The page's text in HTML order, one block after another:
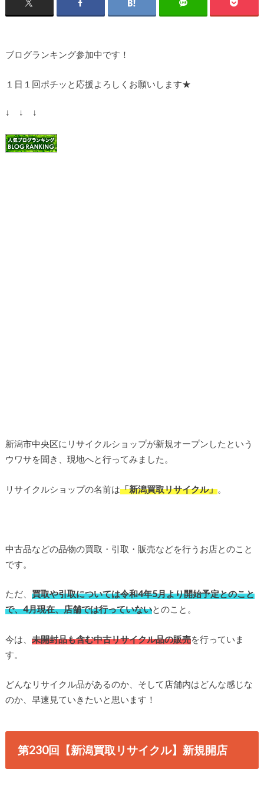
ブログランキング参加中です！
１日１回ポチッと応援よろしくお願いします★
↓ ↓ ↓
新潟市中央区にリサイクルショップが新規オープンしたという
ウワサを聞き、現地へと行ってみました。
リサイクルショップの名前は「新潟買取リサイクル」。
中古品などの品物の買取・引取・販売などを行うお店とのこと
です。
ただ、 買取や引取については令和4年5月より開始予定とのこと
で、4月現在、店舗では行っていないとのこと。
今は、 未開封品も含む中古リサイクル品の販売を行っていま
す。
どんなリサイクル品があるのか、そして店舗内はどんな感じな
のか、早速見ていきたいと思います！
第230回【新潟買取リサイクル】新規開店